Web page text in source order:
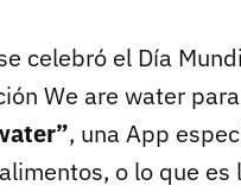
celebró el Día
We are water
, una App
o lo que